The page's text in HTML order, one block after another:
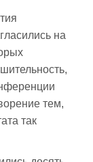
на
тем,
так